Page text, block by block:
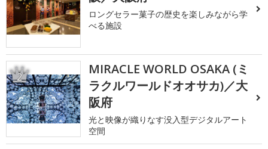
ロングセラー菓子の歴史を楽しみながら学
べる施設
2
MIRACLE WORLD OSAKA (ミ
ラクルワールドオオサカ)／大
阪府
光と映像が織りなす没入型デジタルアート
空間